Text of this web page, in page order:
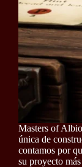
Masters of
única de
contamos por
su proyecto